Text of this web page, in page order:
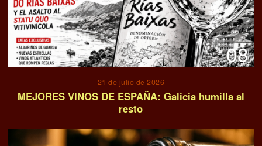
08
21 de julio de 2026
MEJORES VINOS DE ESPAÑA: Galicia humilla al
resto